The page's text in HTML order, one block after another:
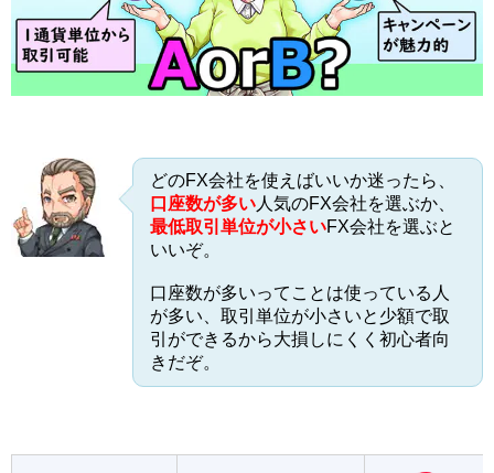
どのFX会社を使えばいいか迷ったら、
口座数が多い人気のFX会社を選ぶか、
最低取引単位が小さいFX会社を選ぶと
いいぞ。
口座数が多いってことは使っている人
が多い、取引単位が小さいと少額で取
引ができるから大損しにくく初心者向
きだぞ。